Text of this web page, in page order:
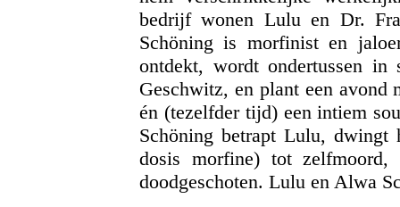
bedrijf wonen Lulu en Dr.
Schöning is morfinist en
ontdekt, wordt ondertussen in
Geschwitz, en plant een avond
én (tezelfder tijd) een intiem
Schöning betrapt Lulu, dwingt
dosis morfine) tot zelfmoord,
doodgeschoten. Lulu en Alwa